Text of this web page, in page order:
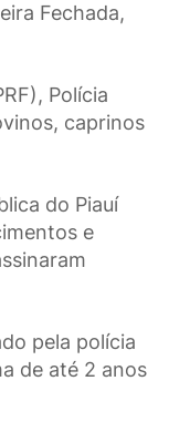
Fechada,
Polícia
caprinos
do Piauí
e
pela polícia
de até 2 anos